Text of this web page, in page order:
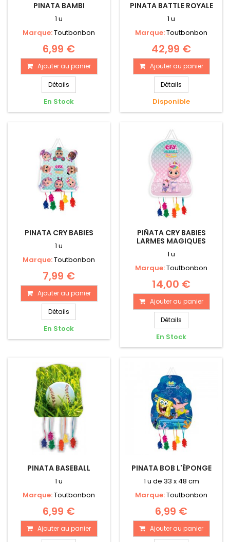
PINATA BAMBI
1 u
Marque:Toutbonbon
6,99 €
Ajouter au panier
Détails
En Stock
PINATA BATTLE ROYALE
1 u
Marque:Toutbonbon
42,99 €
Ajouter au panier
Détails
Disponible
PINATA CRY BABIES
1 u
Marque:Toutbonbon
7,99 €
Ajouter au panier
Détails
En Stock
PIÑATA CRY BABIES
LARMES MAGIQUES
1 u
Marque:Toutbonbon
14,00 €
Ajouter au panier
Détails
En Stock
PINATA BASEBALL
1 u
Marque:Toutbonbon
6,99 €
Ajouter au panier
PINATA BOB L'ÉPONGE
1 u de 33 x 48 cm
Marque:Toutbonbon
6,99 €
Ajouter au panier